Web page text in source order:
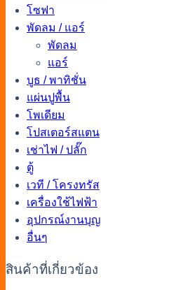
โซฟา
พัดลม / แอร์
พัดลม
แอร์
บูธ / พาทิชั่น
แผ่นปูพื้น
โพเดียม
โปสเตอร์สแตน
เช่าไฟ / ปลั๊ก
ตู้
เวที / โครงทรัส
เครื่องใช้ไฟฟ้า
อุปกรณ์งานบุญ
อื่นๆ
สินค้าที่เกี่ยวข้อง